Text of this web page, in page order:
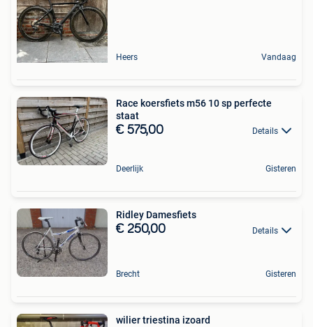
Heers Vandaag
Race koersfiets m56 10 sp perfecte
staat
€ 575,00 Details
Deerlijk Gisteren
Ridley Damesfiets
€ 250,00 Details
Brecht Gisteren
wilier triestina izoard